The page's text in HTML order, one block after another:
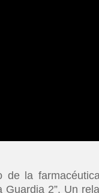
la
2”. Un